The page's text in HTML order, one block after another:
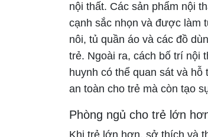
nội thất. Các sản phẩm nội
cạnh sắc nhọn và được làm
nôi, tủ quần áo và các đồ
trẻ. Ngoài ra, cách bố trí nội
huynh có thể quan sát và
an toàn cho trẻ mà còn tạo
Phòng ngủ cho trẻ lớn